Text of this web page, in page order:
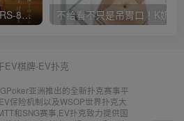
神木麗(神木丽)作品STARS-804发布！出道一周年，华丽布拉甲闪亮动人！【EV棋牌】
EV棋牌-EV扑克
亚洲推出的全新扑克赛事平
保险机制以及WSOP世界扑克大
和SNG赛事,EV扑克致力提供国